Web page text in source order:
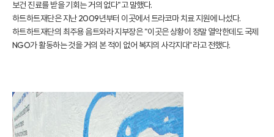
보건 진료를 받을 기회는 거의 없다"고 말했다.
하트하트재단은 지난 2009년부터 이곳에서 트라코마 치료 지원에 나섰다.
하트하트재단의 최주용 음트와라 지부장은 "이곳은 상황이 정말 열악한데도 국제
NGO가 활동하는 것을 거의 본 적이 없어 복지의 사각지대"라고 전했다.